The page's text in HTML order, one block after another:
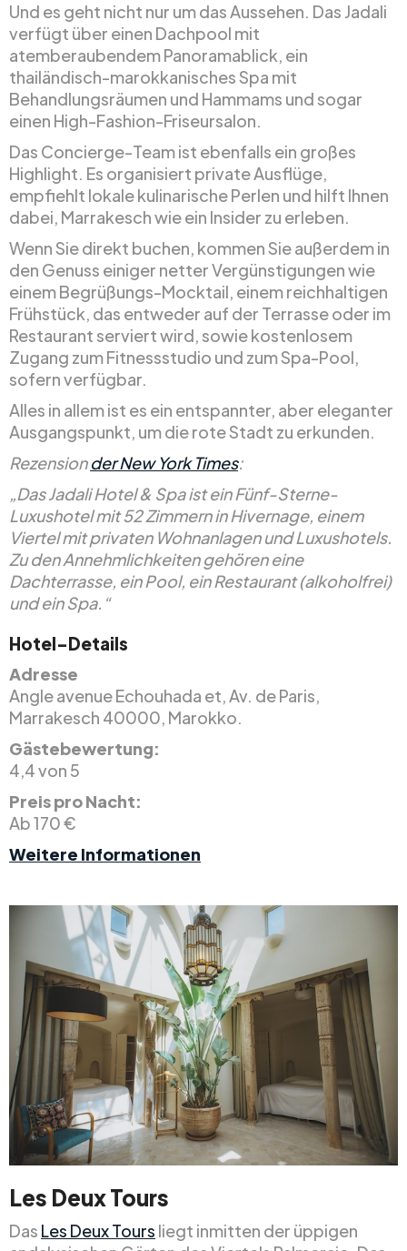
Und es geht nicht nur um das Aussehen. Das Jadali
verfügt über einen Dachpool mit
atemberaubendem Panoramablick, ein
thailändisch-marokkanisches Spa mit
Behandlungsräumen und Hammams und sogar
einen High-Fashion-Friseursalon.
Das Concierge-Team ist ebenfalls ein großes
Highlight. Es organisiert private Ausflüge,
empfiehlt lokale kulinarische Perlen und hilft Ihnen
dabei, Marrakesch wie ein Insider zu erleben.
Wenn Sie direkt buchen, kommen Sie außerdem in
den Genuss einiger netter Vergünstigungen wie
einem Begrüßungs-Mocktail, einem reichhaltigen
Frühstück, das entweder auf der Terrasse oder im
Restaurant serviert wird, sowie kostenlosem
Zugang zum Fitnessstudio und zum Spa-Pool,
sofern verfügbar.
Alles in allem ist es ein entspannter, aber eleganter
Ausgangspunkt, um die rote Stadt zu erkunden.
Rezensionder New York Times:
„Das Jadali Hotel & Spa ist ein Fünf-Sterne-
Luxushotel mit 52 Zimmern in Hivernage, einem
Viertel mit privaten Wohnanlagen und Luxushotels.
Zu den Annehmlichkeiten gehören eine
Dachterrasse, ein Pool, ein Restaurant (alkoholfrei)
und ein Spa.“
Hotel-Details
Adresse
Angle avenue Echouhada et, Av. de Paris,
Marrakesch 40000, Marokko.
Gästebewertung:
4,4 von 5
Preis pro Nacht:
Ab 170 €
Weitere Informationen
Les Deux Tours
Das Les Deux Tours liegt inmitten der üppigen